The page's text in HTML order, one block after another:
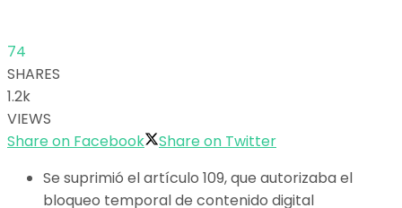
74
SHARES
1.2k
VIEWS
Share on Facebook
Share on Twitter
Se suprimió el artículo 109, que autorizaba el
bloqueo temporal de contenido digital